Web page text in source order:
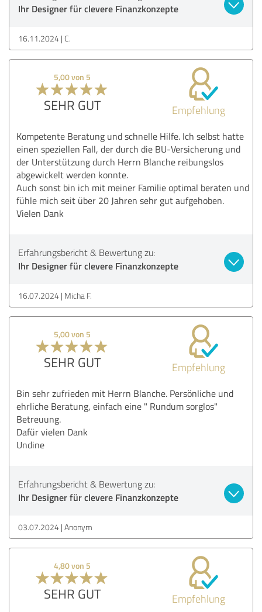
Ihr Designer für clevere Finanzkonzepte
16.11.2024 C.
5,00 von 5
SEHR GUT Empfehlung
Kompetente Beratung und schnelle Hilfe. Ich selbst hatte
einen speziellen Fall, der durch die BU-Versicherung und
der Unterstützung durch Herrn Blanche reibungslos
abgewickelt werden konnte.
Auch sonst bin ich mit meiner Familie optimal beraten und
fühle mich seit über 20 Jahren sehr gut aufgehoben.
Vielen Dank
Erfahrungsbericht & Bewertung zu:
Ihr Designer für clevere Finanzkonzepte
16.07.2024 Micha F.
5,00 von 5
SEHR GUT Empfehlung
Bin sehr zufrieden mit Herrn Blanche. Persönliche und
ehrliche Beratung, einfach eine " Rundum sorglos"
Betreuung.
Dafür vielen Dank
Undine
Erfahrungsbericht & Bewertung zu:
Ihr Designer für clevere Finanzkonzepte
03.07.2024 Anonym
4,80 von 5
SEHR GUT Empfehlung